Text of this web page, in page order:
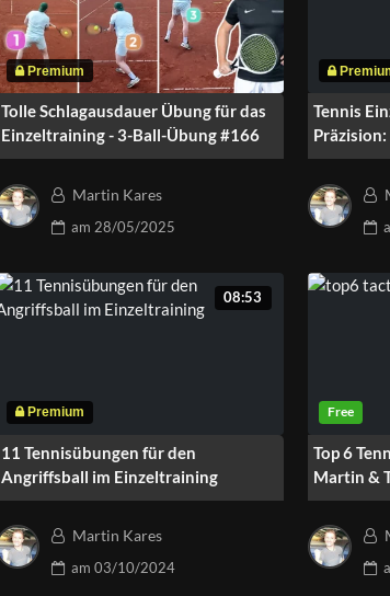
Tolle Schlagausdauer Übung für das
Einzeltraining - 3-Ball-Übung #166
Martin Kares
am 28/05/2025
Tennis
08:53
11 Tennisübungen für den
Angriffsball im Einzeltraining
Martin Kares
am 03/10/2024
Top 6
Martin &